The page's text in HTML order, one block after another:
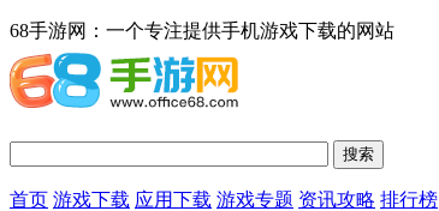
68手游网：一个专注提供手机游戏下载的网站
首页 游戏下载 应用下载 游戏专题 资讯攻略 排行榜